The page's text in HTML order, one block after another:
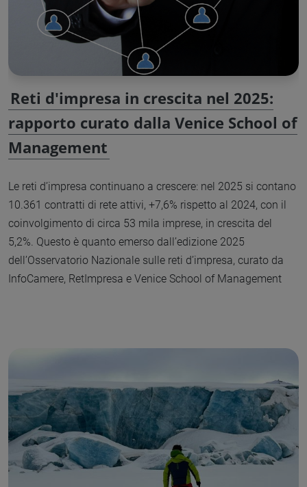
Reti d'impresa in crescita nel 2025:
rapporto curato dalla Venice School of
Management
Le reti d’impresa continuano a crescere: nel 2025 si contano
10.361 contratti di rete attivi, +7,6% rispetto al 2024, con il
coinvolgimento di circa 53 mila imprese, in crescita del
5,2%. Questo è quanto emerso dall’edizione 2025
dell’Osservatorio Nazionale sulle reti d’impresa, curato da
InfoCamere, RetImpresa e Venice School of Management